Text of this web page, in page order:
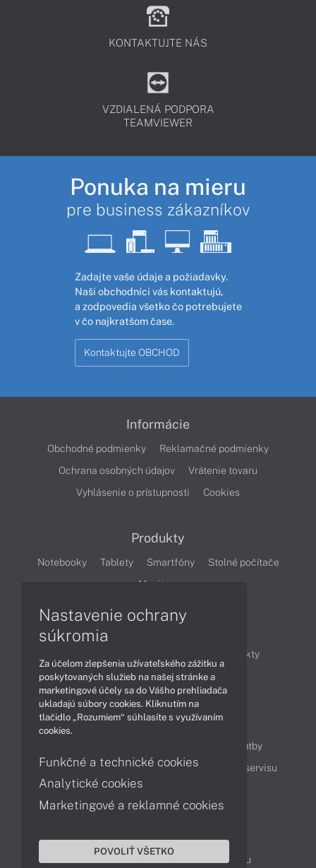
KONTAKTUJTE NÁS
VZDIALENÁ PODPORA
TEAMVIEWER
Ponuka na mieru
pre business zákazníkov
Zadajte vaše údaje a požiadavky.
Naši obchodníci vás kontaktujú,
a zodpovedia všetko čo potrebujete
v čo najkratšom čase.
Kontaktujte OBCHOD
Informácie
Obchodné podmienky
Reklamačné podmienky
Ochrana osobných údajov
Vrátenie tovaru
Vyhlásenie o prístupnosti
Cookies
Produkty
Notebooky Tablety Smartfóny
Stolné počítače
Monitory
Produkty
Technológie
Videá
Obsah
Možnosti doručenia a platby
Podpora a servis
Servisné služby Cenník servisu
Kontakty
043 4224 771
Obchodné oddelenie
Reklamácia tovaru
Nastavenie ochrany
súkromia
Za účelom zlepšenia užívateľského zážitku a
poskytovaných služieb na našej stránke a
marketingové účely sa do Vášho prehliadača
ukladajú súbory cookies. Kliknutím na
tlačidlo „Rozumiem“ súhlasíte s využívaním
cookies.
Funkčné a technické cookies
Analytické cookies
Marketingové a reklamné cookies
POVOLIŤ VŠETKO